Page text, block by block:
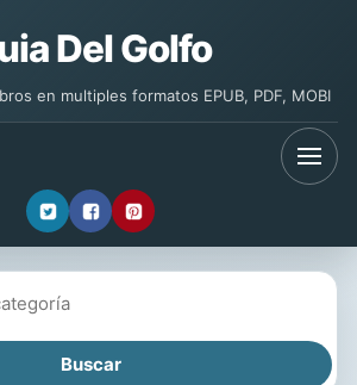
Del Golfo
en multiples formatos EPUB, PDF, MOBI